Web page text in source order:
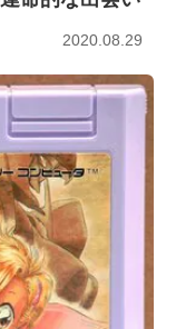
2020.08.29